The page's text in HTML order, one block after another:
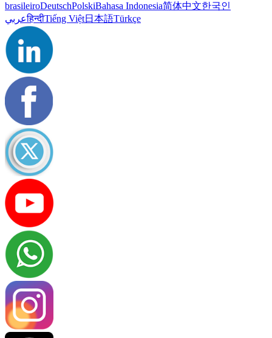
brasileiroDeutschPolskiBahasa Indonesia简体中文한국인
عربيहिन्दीTiếng Việt日本語Türkçe